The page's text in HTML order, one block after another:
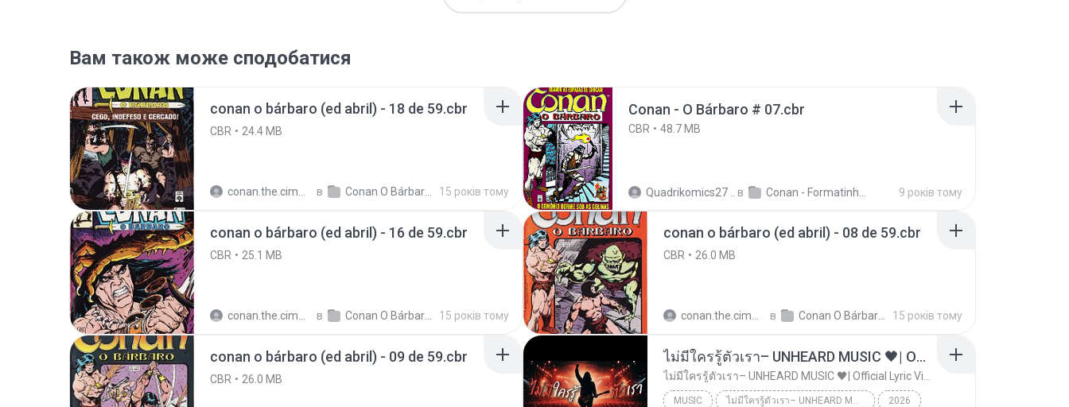
Вам також може сподобатися
conan o bárbaro (ed abril) - 18 de 59.cbr
CBR 24.4 MB
в 15 років тому
Conan - O Bárbaro # 07.cbr
CBR 48.7 MB
Quadrikomics27 .. в 9 років тому
conan o bárbaro (ed abril) - 16 de 59.cbr
CBR 25.1 MB
в 15 років тому
conan o bárbaro (ed abril) - 08 de 59.cbr
CBR 26.0 MB
в 15 років тому
conan o bárbaro (ed abril) - 09 de 59.cbr
CBR 26.0 MB
ไม่มีใครรู้ตัวเรา– UNHEARD MUSIC 🖤| Official Lyric Video | เพลงสู้ชีวิต
MUSIC ไม่มีใครรู้ตัวเรา– UNHEARD MUSIC 🖤| Official Lyric Video | เพลงสู้ชีวิต 2026